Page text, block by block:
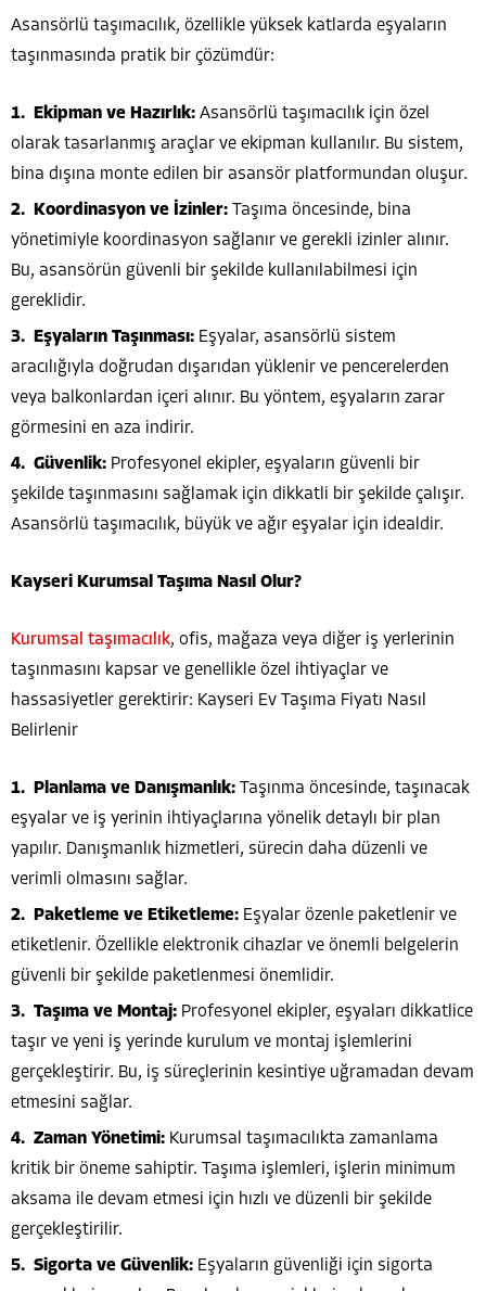
Asansörlü taşımacılık, özellikle yüksek katlarda eşyaların
taşınmasında pratik bir çözümdür:
Ekipman ve Hazırlık: Asansörlü taşımacılık için özel
olarak tasarlanmış araçlar ve ekipman kullanılır. Bu sistem,
bina dışına monte edilen bir asansör platformundan oluşur.
Koordinasyon ve İzinler: Taşıma öncesinde, bina
yönetimiyle koordinasyon sağlanır ve gerekli izinler alınır.
Bu, asansörün güvenli bir şekilde kullanılabilmesi için
gereklidir.
Eşyaların Taşınması: Eşyalar, asansörlü sistem
aracılığıyla doğrudan dışarıdan yüklenir ve pencerelerden
veya balkonlardan içeri alınır. Bu yöntem, eşyaların zarar
görmesini en aza indirir.
Güvenlik: Profesyonel ekipler, eşyaların güvenli bir
şekilde taşınmasını sağlamak için dikkatli bir şekilde çalışır.
Asansörlü taşımacılık, büyük ve ağır eşyalar için idealdir.
Kayseri Kurumsal Taşıma Nasıl Olur?
Kurumsal taşımacılık, ofis, mağaza veya diğer iş yerlerinin
taşınmasını kapsar ve genellikle özel ihtiyaçlar ve
hassasiyetler gerektirir: Kayseri Ev Taşıma Fiyatı Nasıl
Belirlenir
Planlama ve Danışmanlık: Taşınma öncesinde, taşınacak
eşyalar ve iş yerinin ihtiyaçlarına yönelik detaylı bir plan
yapılır. Danışmanlık hizmetleri, sürecin daha düzenli ve
verimli olmasını sağlar.
Paketleme ve Etiketleme: Eşyalar özenle paketlenir ve
etiketlenir. Özellikle elektronik cihazlar ve önemli belgelerin
güvenli bir şekilde paketlenmesi önemlidir.
Taşıma ve Montaj: Profesyonel ekipler, eşyaları dikkatlice
taşır ve yeni iş yerinde kurulum ve montaj işlemlerini
gerçekleştirir. Bu, iş süreçlerinin kesintiye uğramadan devam
etmesini sağlar.
Zaman Yönetimi: Kurumsal taşımacılıkta zamanlama
kritik bir öneme sahiptir. Taşıma işlemleri, işlerin minimum
aksama ile devam etmesi için hızlı ve düzenli bir şekilde
gerçekleştirilir.
Sigorta ve Güvenlik: Eşyaların güvenliği için sigorta